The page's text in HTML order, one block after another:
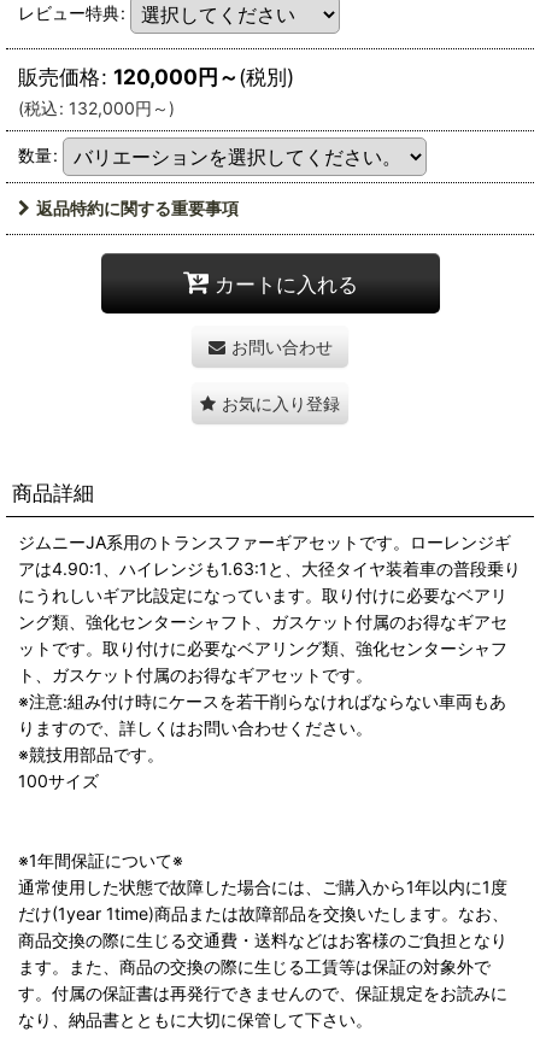
レビュー特典:
販売価格: 120,000円～(税別)
(税込: 132,000円 ～ )
数量:
返品特約に関する重要事項
カートに入れる
お問い合わせ
お気に入り登録
商品詳細
ジムニーJA系用のトランスファーギアセットです。ローレンジギ
アは4.90:1、ハイレンジも1.63:1と、大径タイヤ装着車の普段乗り
にうれしいギア比設定になっています。取り付けに必要なベアリ
ング類、強化センターシャフト、ガスケット付属のお得なギアセ
ットです。取り付けに必要なベアリング類、強化センターシャフ
ト、ガスケット付属のお得なギアセットです。
※注意:組み付け時にケースを若干削らなければならない車両もあ
りますので、詳しくはお問い合わせください。
※競技用部品です。
100サイズ
※1年間保証について※
通常使用した状態で故障した場合には、ご購入から1年以内に1度
だけ(1year 1time)商品または故障部品を交換いたします。なお、
商品交換の際に生じる交通費・送料などはお客様のご負担となり
ます。また、商品の交換の際に生じる工賃等は保証の対象外で
す。付属の保証書は再発行できませんので、保証規定をお読みに
なり、納品書とともに大切に保管して下さい。